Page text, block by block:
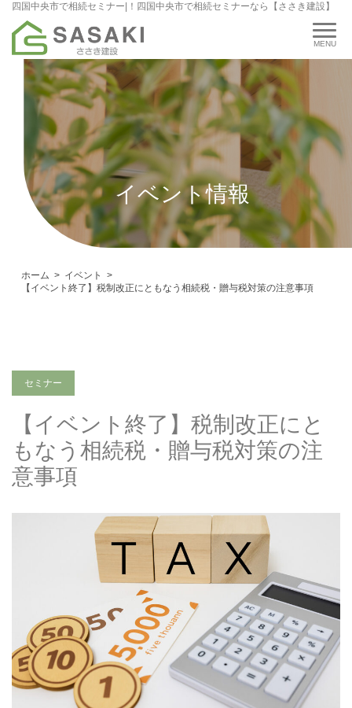
四国中央市で相続セミナー|！四国中央市で相続セミナーなら【ささき建設】
イベント情報
ホーム
イベント
【イベント終了】税制改正にともなう相続税・贈与税対策の注意事項
セミナー
【イベント終了】税制改正にと
もなう相続税・贈与税対策の注
意事項